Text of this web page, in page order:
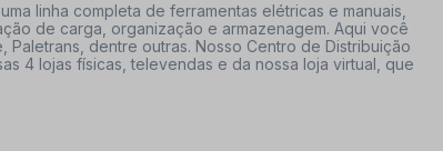
linha completa de ferramentas elétricas e manuais,
de carga, organização e armazenagem. Aqui você
dentre outras. Nosso Centro de Distribuição
4 lojas físicas, televendas e da nossa loja virtual, que